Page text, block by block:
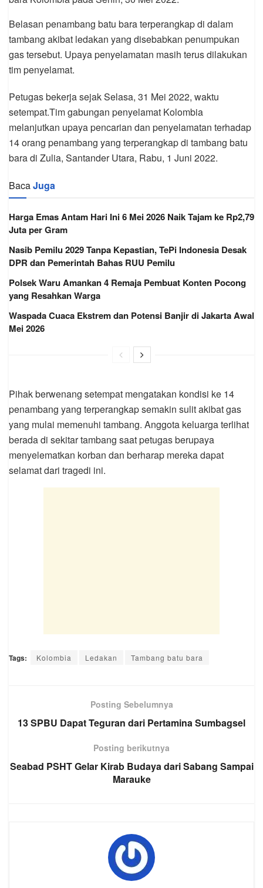
Belasan penambang batu bara terperangkap di dalam
tambang akibat ledakan yang disebabkan penumpukan
gas tersebut. Upaya penyelamatan masih terus dilakukan
tim penyelamat.
Petugas bekerja sejak Selasa, 31 Mei 2022, waktu
setempat.Tim gabungan penyelamat Kolombia
melanjutkan upaya pencarian dan penyelamatan terhadap
14 orang penambang yang terperangkap di tambang batu
bara di Zulia, Santander Utara, Rabu, 1 Juni 2022.
BacaJuga
Harga Emas Antam Hari Ini 6 Mei 2026 Naik Tajam ke Rp2,79
Juta per Gram
Nasib Pemilu 2029 Tanpa Kepastian, TePi Indonesia Desak
DPR dan Pemerintah Bahas RUU Pemilu
Polsek Waru Amankan 4 Remaja Pembuat Konten Pocong
yang Resahkan Warga
Waspada Cuaca Ekstrem dan Potensi Banjir di Jakarta Awal
Mei 2026
Pihak berwenang setempat mengatakan kondisi ke 14
penambang yang terperangkap semakin sulit akibat gas
yang mulai memenuhi tambang. Anggota keluarga terlihat
berada di sekitar tambang saat petugas berupaya
menyelematkan korban dan berharap mereka dapat
selamat dari tragedi ini.
Tags: Kolombia Ledakan Tambang batu bara
Posting Sebelumnya
13 SPBU Dapat Teguran dari Pertamina Sumbagsel
Posting berikutnya
Seabad PSHT Gelar Kirab Budaya dari Sabang Sampai
Marauke